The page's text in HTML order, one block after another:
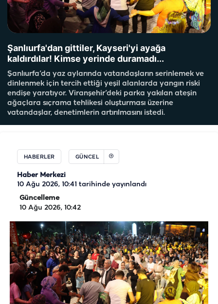
Şanlıurfa'dan gittiler, Kayseri'yi ayağa
kaldırdılar! Kimse yerinde duramadı...
Şanlıurfa’da yaz aylarında vatandaşların serinlemek ve
dinlenmek için tercih ettiği yeşil alanlarda yangın riski
endişe yaratıyor. Viranşehir’deki parka yakılan ateşin
ağaçlara sıçrama tehlikesi oluşturması üzerine
vatandaşlar, denetimlerin artırılmasını istedi.
HABERLER GÜNCEL
Haber Merkezi
10 Ağu 2026, 10:41 tarihinde yayınlandı
Güncelleme
10 Ağu 2026, 10:42